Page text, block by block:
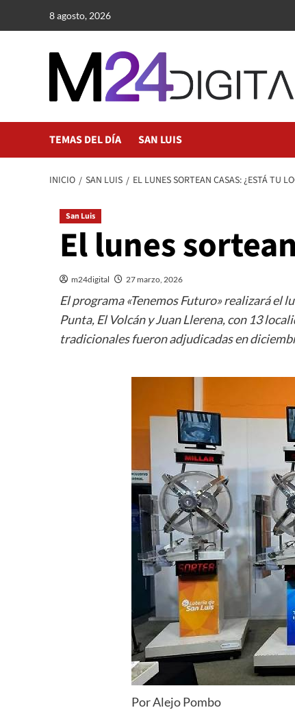
8 agosto, 2026
TEMAS DEL DÍA SAN LUIS
INICIO SAN LUIS EL LUNES SORTEAN CASAS: ¿ESTÁ TU
San Luis
El lunes
m24digital 27 marzo, 2026
El programa «Tenemos Futuro» realizará el
Punta, El Volcán y Juan Llerena, con 13
tradicionales fueron adjudicadas en
Por Alejo Pombo